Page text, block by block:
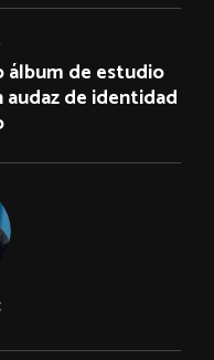
álbum de estudio
audaz de identidad